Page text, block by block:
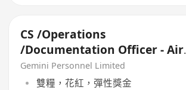
CS /Operations
/Documentation Officer - Air
Freight (28K, 5-day, Shift,
Airport)
Gemini Personnel Limited
雙糧，花紅，彈性獎金